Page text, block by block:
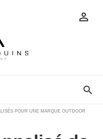
POUR UNE MARQUE OUTDOOR